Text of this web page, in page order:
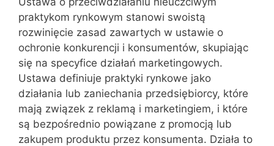
praktykom rynkowym stanowi swoistą
rozwinięcie zasad zawartych w ustawie o
ochronie konkurencji i konsumentów, skupiając
się na specyfice działań marketingowych.
Ustawa definiuje praktyki rynkowe jako
działania lub zaniechania przedsiębiorcy, które
mają związek z reklamą i marketingiem, i które
są bezpośrednio powiązane z promocją lub
zakupem produktu przez konsumenta. Działa to